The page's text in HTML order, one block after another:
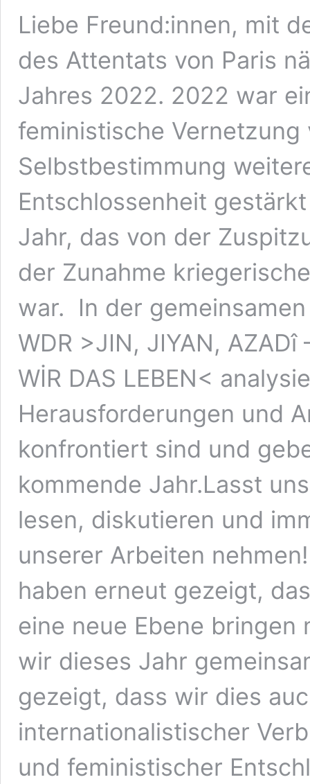
Liebe Freund:innen, mit
des Attentats von Paris
Jahres 2022. 2022 war
feministische
Selbstbestimmung
Entschlossenheit
Jahr, das von der
der Zunahme
war. In der
WDR >JIN, JIYAN, AZADî
WİR DAS LEBEN<
Herausforderungen und
konfrontiert sind und
kommende Jahr.Lasst
lesen, diskutieren und
unserer Arbeiten
haben erneut gezeigt,
eine neue Ebene
wir dieses Jahr
gezeigt, dass wir dies
internationalistischer
und feministischer